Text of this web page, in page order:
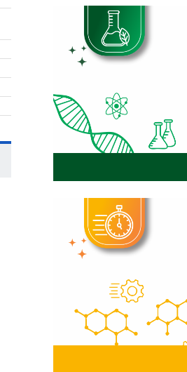
quimicamente
espectrométrica
eletroforética.
concentração
eletroforéticas.
Metais em
moléculas em
teranósticos para
biomiméticos.
Química
avaliação de suas
em ensaios